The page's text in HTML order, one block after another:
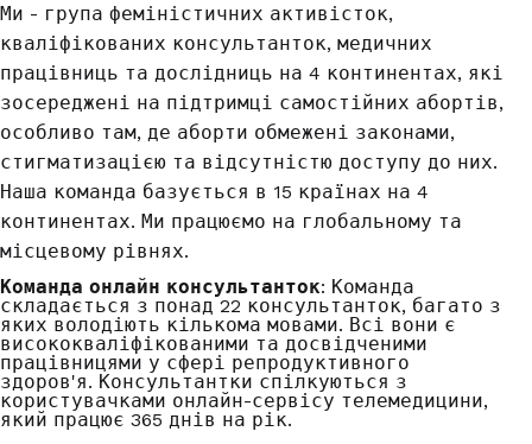
Ми - група феміністичних активісток,
кваліфікованих консультанток, медичних
працівниць та дослідниць на 4 континентах, які
зосереджені на підтримці самостійних абортів,
особливо там, де аборти обмежені законами,
стигматизацією та відсутністю доступу до них.
Наша команда базується в 15 країнах на 4
континентах. Ми працюємо на глобальному та
місцевому рівнях.
Команда онлайн консультанток: Команда
складається з понад 22 консультанток, багато з
яких володіють кількома мовами. Всі вони є
висококваліфікованими та досвідченими
працівницями у сфері репродуктивного
здоров'я. Консультантки спілкуються з
користувачками онлайн-сервісу телемедицини,
який працює 365 днів на рік.